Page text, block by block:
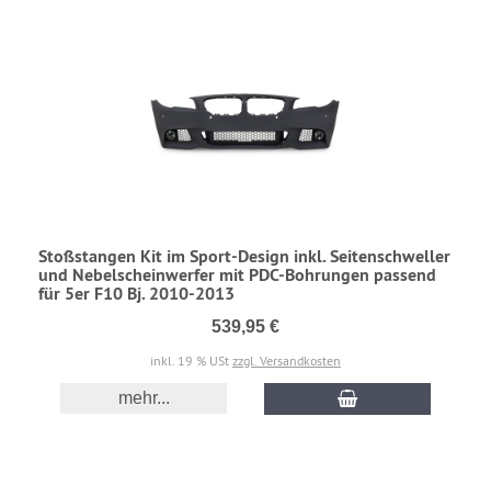
Stoßstangen Kit im Sport-Design inkl. Seitenschweller
und Nebelscheinwerfer mit PDC-Bohrungen passend
für 5er F10 Bj. 2010-2013
539,95 €
inkl. 19 % USt zzgl. Versandkosten
mehr...